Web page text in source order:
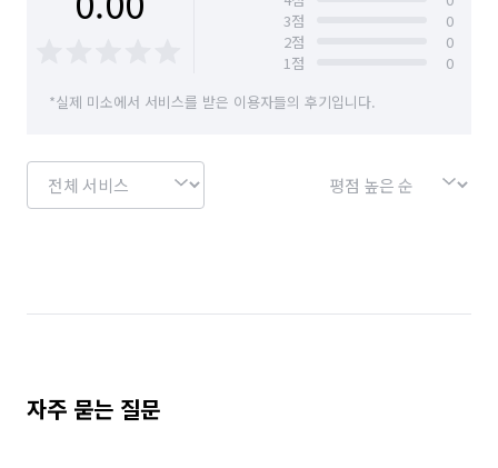
3점
0
2점
0
1점
0
*실제 미소에서 서비스를 받은 이용자들의 후기입니다.
자주 묻는 질문